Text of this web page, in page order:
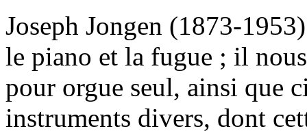
Joseph Jongen (1873-
le piano et la fugue ; il
pour orgue seul, ainsi que
instruments divers, dont